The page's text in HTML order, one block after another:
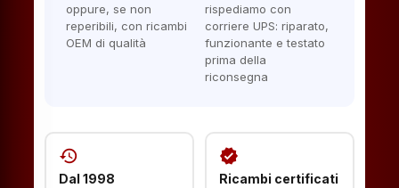
oppure, se non
reperibili, con ricambi
OEM di qualità
rispediamo con
corriere UPS: riparato,
funzionante e testato
prima della
riconsegna
history
Dal 1998
verified
Ricambi certificati